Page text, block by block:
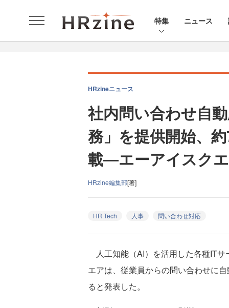
特集 ニュース
HRzineニュース
社内問い合わせ自
務」を提供開始、
載―エーアイスク
HRzine編集部[著]
HR Tech 人事 問い合わせ対応
人工知能（AI）を活用した各種IT
エアは、従業員からの問い合わせに
ると発表した。